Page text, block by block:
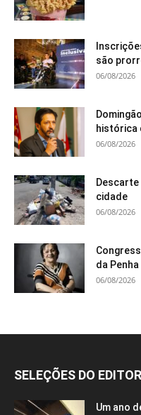
são
06/08/2026
histórica
06/08/2026
cidade
06/08/2026
da Penha
06/08/2026
SELEÇÕES DO EDITOR
Um ano